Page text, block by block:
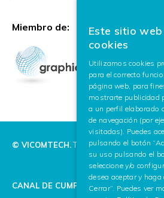
Miembro de:
© VICOMTECH.Todos los derechos
CANAL DE CUMPLIMIENTO
Este sitio
cookies
Utilizamos cookies
para el correcto
página web, para
mostrarte publicidad
a un perfil elaborado
de navegación (por
visitadas). Puedes
pulsando el botón
su uso pulsando el
seleccione y/o
desea aceptar y haga
Cerrar”. Puedes ver